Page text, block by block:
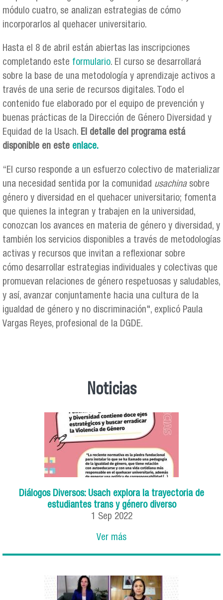
módulo cuatro, se analizan estrategias de cómo
incorporarlos al quehacer universitario.
Hasta el 8 de abril están abiertas las inscripciones
completando este formulario. El curso se desarrollará
sobre la base de una metodología y aprendizaje activos a
través de una serie de recursos digitales. Todo el
contenido fue elaborado por el equipo de prevención y
buenas prácticas de la Dirección de Género Diversidad y
Equidad de la Usach. El detalle del programa está
disponible en este enlace.
“El curso responde a un esfuerzo colectivo de materializar
una necesidad sentida por la comunidad usachinasobre
género y diversidad en el quehacer universitario; fomenta
que quienes la integran y trabajen en la universidad,
conozcan los avances en materia de género y diversidad, y
también los servicios disponibles a través de metodologías
activas y recursos que invitan a reflexionar sobre
cómo desarrollar estrategias individuales y colectivas que
promuevan relaciones de género respetuosas y saludables,
y así, avanzar conjuntamente hacia una cultura de la
igualdad de género y no discriminación", explicó Paula
Vargas Reyes, profesional de la DGDE.
Noticias
Diálogos Diversos: Usach explora la trayectoria de
estudiantes trans y género diverso
1 Sep 2022
Ver más